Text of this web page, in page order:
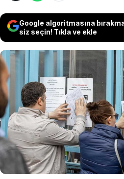
Google algoritmasına
siz seçin! Tıkla ve ekle
Emekli olma hayali
ve 2025 yıllarında
planlıyor. Bu süreçte
önemli bir fark var.
emekli olmaya hak
2025'e
yaşayacak.